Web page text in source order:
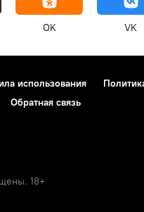
OK VK
использования
Обратная связь
18+